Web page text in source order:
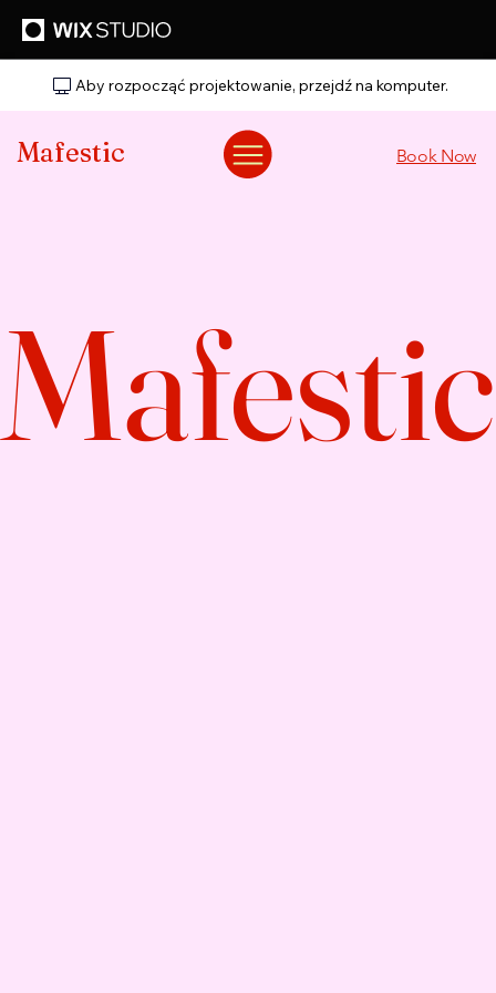
Aby rozpocząć projektowanie, przejdź na komputer.